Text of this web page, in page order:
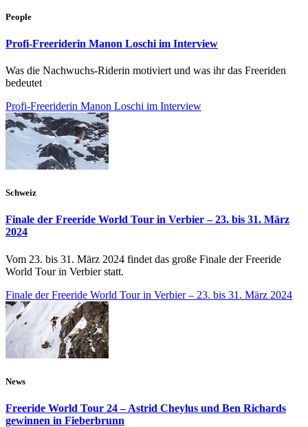
People
Profi-Freeriderin Manon Loschi im Interview
Was die Nachwuchs-Riderin motiviert und was ihr das Freeriden
bedeutet
Profi-Freeriderin Manon Loschi im Interview
Schweiz
Finale der Freeride World Tour in Verbier – 23. bis 31. März
2024
Vom 23. bis 31. März 2024 findet das große Finale der Freeride
World Tour in Verbier statt.
Finale der Freeride World Tour in Verbier – 23. bis 31. März 2024
News
Freeride World Tour 24 – Astrid Cheylus und Ben Richards
gewinnen in Fieberbrunn